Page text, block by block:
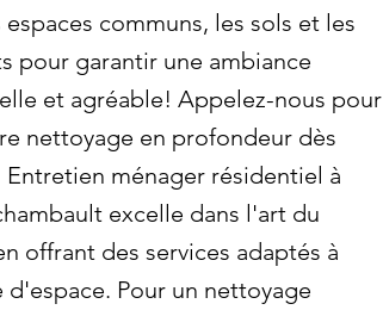
espaces communs, les sols et les
pour garantir une ambiance
et agréable! Appelez-nous pour
nettoyage en profondeur dès
ménager résidentiel à
excelle dans l'art du
offrant des services adaptés à
d'espace. Pour un nettoyage